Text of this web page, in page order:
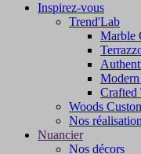
Inspirez-vous
Trend'Lab
Marble
Crafted
Woods
Nos
Nuancier
Nos décors